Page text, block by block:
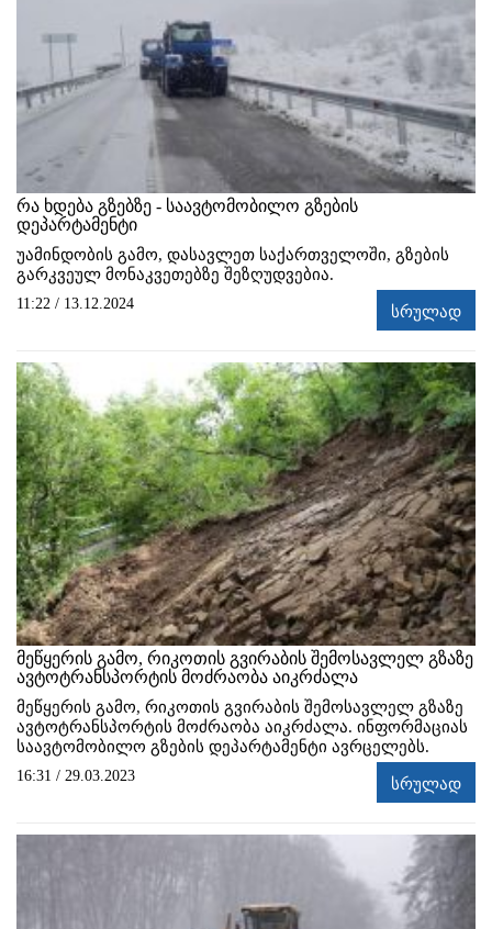
რა ხდება გზებზე - საავტომობილო გზების
დეპარტამენტი
უამინდობის გამო, დასავლეთ საქართველოში, გზების
გარკვეულ მონაკვეთებზე შეზღუდვებია.
11:22 / 13.12.2024 სრულად
მეწყერის გამო, რიკოთის გვირაბის შემოსავლელ გზაზე
ავტოტრანსპორტის მოძრაობა აიკრძალა
მეწყერის გამო, რიკოთის გვირაბის შემოსავლელ გზაზე
ავტოტრანსპორტის მოძრაობა აიკრძალა. ინფორმაციას
საავტომობილო გზების დეპარტამენტი ავრცელებს.
16:31 / 29.03.2023 სრულად